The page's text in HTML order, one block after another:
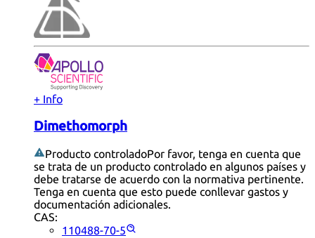
+ Info
Dimethomorph
Producto controladoPor favor, tenga en cuenta que
se trata de un producto controlado en algunos países y
debe tratarse de acuerdo con la normativa pertinente.
Tenga en cuenta que esto puede conllevar gastos y
documentación adicionales.
CAS:
110488-70-5